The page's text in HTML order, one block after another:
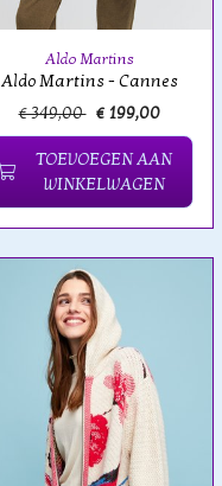
Aldo Martins
Aldo Martins - Cannes
€ 349,00 € 199,00
TOEVOEGEN AAN
WINKELWAGEN